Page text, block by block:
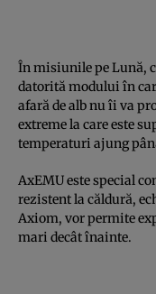
În misiunile pe Lună,
datorită modului în
afară de alb nu îi va
extreme la care este
temperaturi ajung
AxEMU este special
rezistent la căldură,
Axiom, vor permite
mari decât înainte.